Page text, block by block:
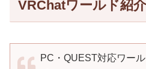
VRChatワールド紹介
PC・QUEST対応ワー